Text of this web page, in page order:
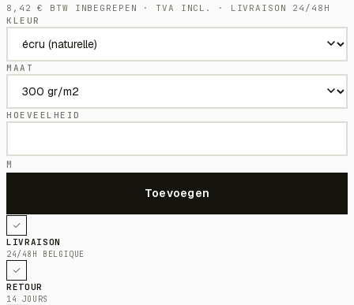
8,42€
BTW INBEGREPEN · TVA INCL. · LIVRAISON 24/48H
KLEUR
MAAT
HOEVEELHEID
M
LIVRAISON
24/48H BELGIQUE
RETOUR
14 JOURS